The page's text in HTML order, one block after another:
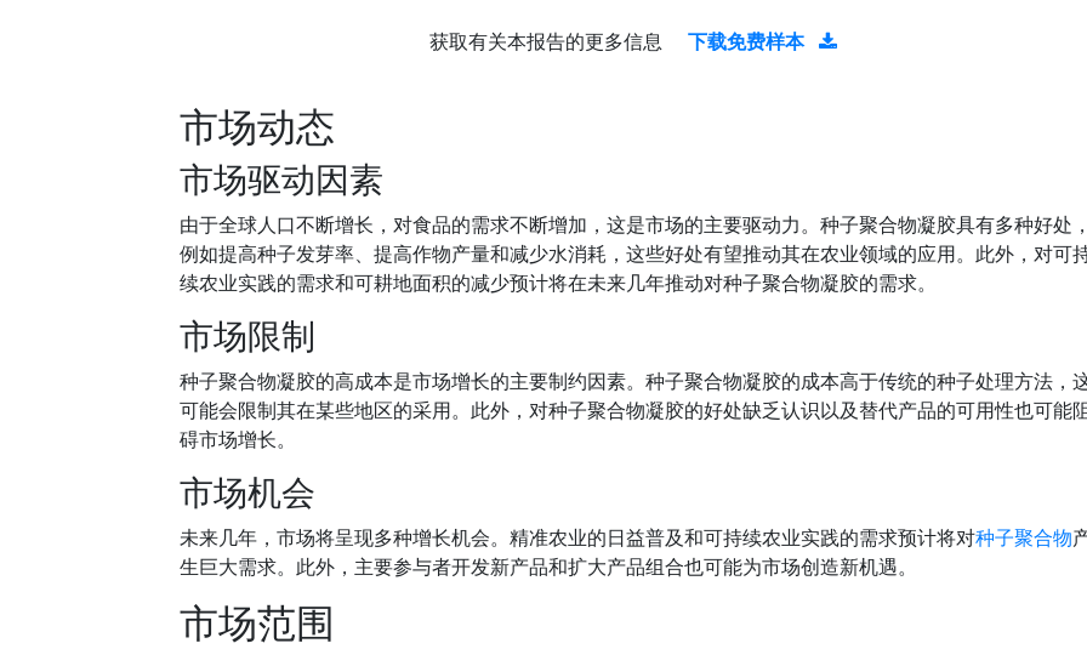
获取有关本报告的更多信息 下载免费样本
市场动态
市场驱动因素
由于全球人口不断增长，对食品的需求不断增加，这是市场的主要驱动力。种子聚合物凝胶具有多种好处
例如提高种子发芽率、提高作物产量和减少水消耗，这些好处有望推动其在农业领域的应用。此外，对可
续农业实践的需求和可耕地面积的减少预计将在未来几年推动对种子聚合物凝胶的需求。
市场限制
种子聚合物凝胶的高成本是市场增长的主要制约因素。种子聚合物凝胶的成本高于传统的种子处理方法，
可能会限制其在某些地区的采用。此外，对种子聚合物凝胶的好处缺乏认识以及替代产品的可用性也可能
碍市场增长。
市场机会
未来几年，市场将呈现多种增长机会。精准农业的日益普及和可持续农业实践的需求预计将对种子聚合物
生巨大需求。此外，主要参与者开发新产品和扩大产品组合也可能为市场创造新机遇。
市场范围